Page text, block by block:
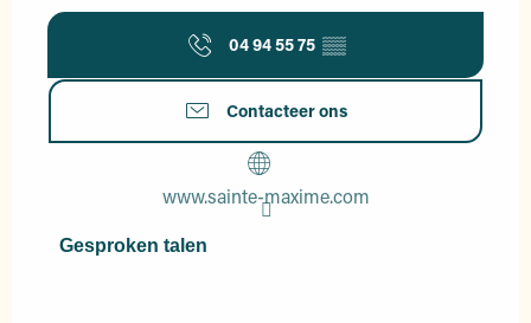
04 94 55 75 ▒▒
Contacteer ons
www.sainte-maxime.com
Gesproken talen
Gesproken talen